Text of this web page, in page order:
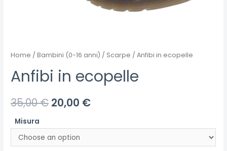
Home /Bambini (0-16 anni) / Scarpe / Anfibi in ecopelle
Anfibi in ecopelle
35,00€ 20,00 €
Misura